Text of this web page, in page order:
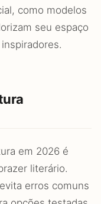
como modelos
seu espaço
em 2026 é
literário.
erros comuns